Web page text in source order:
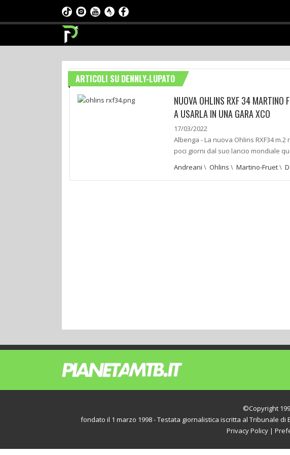
ARTICOLI SU DENNLY-LUPATO
NUOVA OHLINS RXF 34 MARTINO
A USARLA IN UNA GARA XCO
17/03/2022
Albenga - La nuova Ohlins RXF34
poci giorni dal suo lancio mondiale
Andreani \ Ohlins \ Martino-Fruet\
©Copyright
fondato il 1 marzo 1998 - Testata giornalistica iscritta al Tribunale di
Privacy Policy |